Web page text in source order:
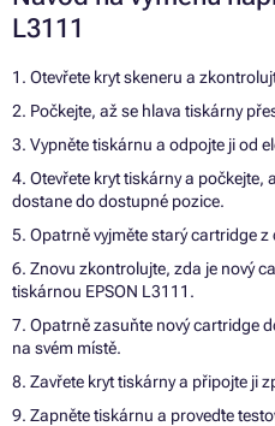
L3111
1. Otevřete kryt skeneru a
2. Počkejte, až se hlava tiskárny
3. Vypněte tiskárnu a odpojte ji od
4. Otevřete kryt tiskárny a počkejte,
dostane do dostupné pozice.
5. Opatrně vyjměte starý cartridge z
6. Znovu zkontrolujte, zda je nový
tiskárnou EPSON L3111.
7. Opatrně zasuňte nový cartridge
na svém místě.
8. Zavřete kryt tiskárny a připojte ji
9. Zapněte tiskárnu a proveďte